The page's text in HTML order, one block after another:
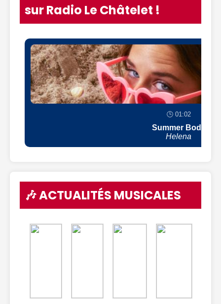
sur Radio Le Châtelet !
🕒 01:02
Summer Body
Helena
🎶 ACTUALITÉS MUSICALES